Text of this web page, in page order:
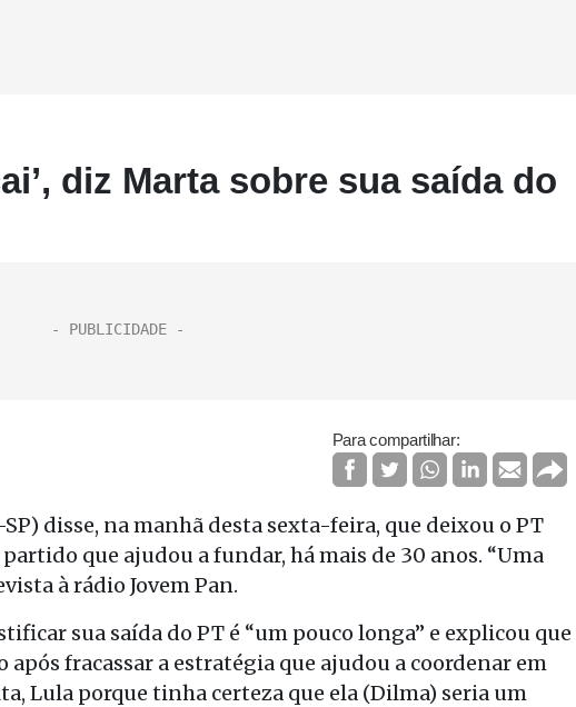
diz Marta sobre sua saída do
Para compartilhar:
disse, na manhã desta sexta-feira, que deixou o PT
que ajudou a fundar, há mais de 30 anos. “Uma
à rádio Jovem Pan.
sua saída do PT é “um pouco longa” e explicou que
fracassar a estratégia que ajudou a coordenar em
Lula porque tinha certeza que ela (Dilma) seria um